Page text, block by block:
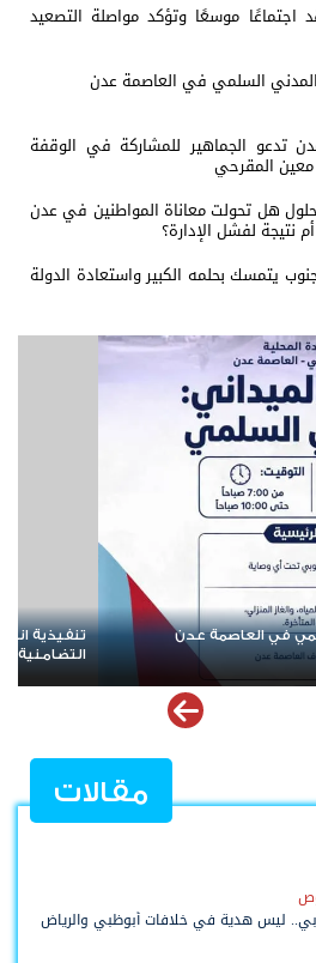
اجتماعًا موسعًا وتؤكد مواصلة التصعيد
المدني السلمي في العاصمة عدن
تدعو الجماهير للمشاركة في الوقفة
معين المقرحي
حلول هل تحولت معاناة المواطنين في عدن
لفشل الإدارة؟
يتمسك بحلمه الكبير واستعادة الدولة
رغم العواصف والمؤامرات..
الدولة باتت عنوانًا لمرحلة الصمود
مقالات
ليس هدية في خلافات أبوظبي والرياض